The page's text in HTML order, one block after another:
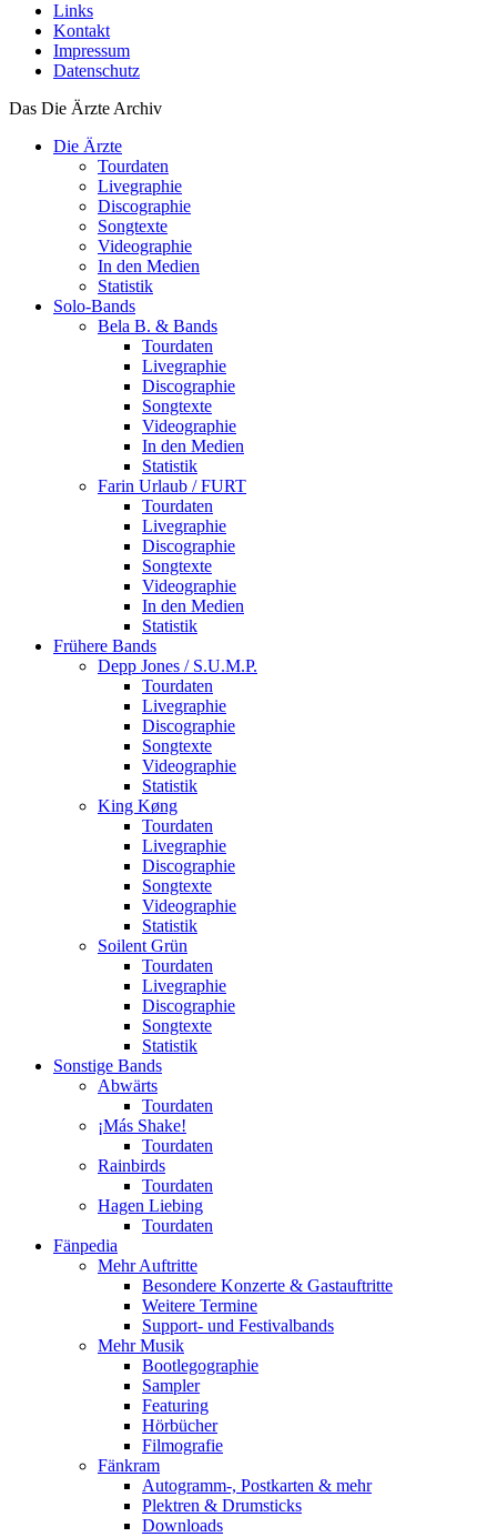
Links
Kontakt
Impressum
Datenschutz
Das Die Ärzte Archiv
Die Ärzte
Tourdaten
Livegraphie
Discographie
Songtexte
Videographie
In den Medien
Statistik
Solo-Bands
Bela B. & Bands
Tourdaten
Livegraphie
Discographie
Songtexte
Videographie
In den Medien
Statistik
Farin Urlaub / FURT
Tourdaten
Livegraphie
Discographie
Songtexte
Videographie
In den Medien
Statistik
Frühere Bands
Depp Jones / S.U.M.P.
Tourdaten
Livegraphie
Discographie
Songtexte
Videographie
Statistik
King Køng
Tourdaten
Livegraphie
Discographie
Songtexte
Videographie
Statistik
Soilent Grün
Tourdaten
Livegraphie
Discographie
Songtexte
Statistik
Sonstige Bands
Abwärts
Tourdaten
¡Más Shake!
Tourdaten
Rainbirds
Tourdaten
Hagen Liebing
Tourdaten
Fänpedia
Mehr Auftritte
Besondere Konzerte & Gastauftritte
Weitere Termine
Support- und Festivalbands
Mehr Musik
Bootlegographie
Sampler
Featuring
Hörbücher
Filmografie
Fänkram
Autogramm-, Postkarten & mehr
Plektren & Drumsticks
Downloads